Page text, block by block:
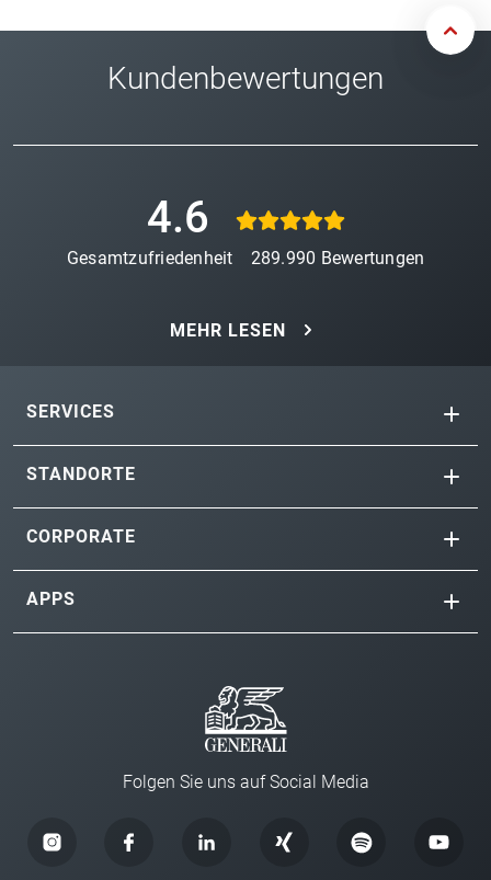
Kundenbewertungen
4.6
Gesamtzufriedenheit 289.990 Bewertungen
MEHR LESEN
SERVICES
STANDORTE
CORPORATE
APPS
Folgen Sie uns auf Social Media